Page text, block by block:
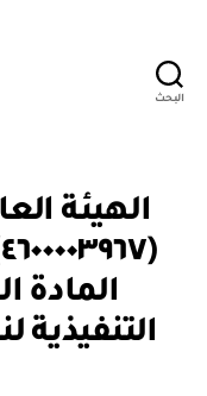
البحث
التصنيفات
الهيئة
المادة
التنفيذية